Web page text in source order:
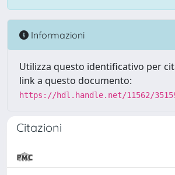
Informazioni
Utilizza questo identificativo per
link a questo documento:
https://hdl.handle.net/11562/
Citazioni